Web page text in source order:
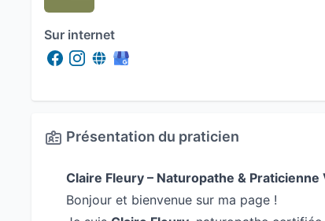
Sur internet
Présentation du praticien
Claire Fleury – Naturopathe &
Bonjour et bienvenue sur ma page !